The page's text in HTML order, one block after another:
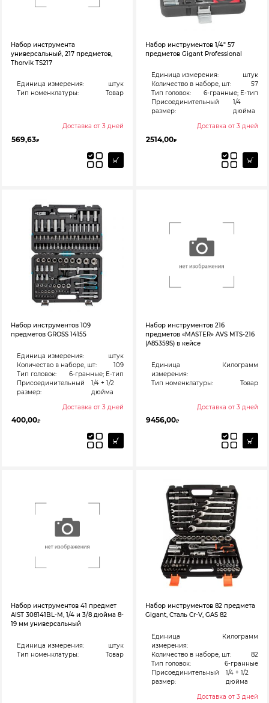
Набор инструмента
универсальный, 217 предметов,
Thorvik TS217
Единица измерения:
штук
Тип номенклатуры:
Товар
Доставка от 3 дней
569,63₽
Набор инструментов 1/4″ 57
предметов Gigant Professional
Единица измерения:
штук
Количество в наборе, шт:
57
Тип головок:
6-гранные; Е-тип
Присоединительный
размер:
1/4
дюйма
Доставка от 3 дней
2514,00₽
Набор инструментов 109
предметов GROSS 14155
Единица измерения:
штук
Количество в наборе, шт:
109
Тип головок:
6-гранные; Е-тип
Присоединительный
размер:
1/4 + 1/2
дюйма
Доставка от 3 дней
400,00₽
Набор инструментов 216
предметов «MASTER» AVS MTS-216
(A85359S) в кейсе
Единица
измерения:
Килограмм
Тип номенклатуры: Товар
Доставка от 3 дней
9456,00₽
Набор инструментов 41 предмет
AIST 308141BL-M, 1/4 и 3/8 дюйма 8-
19 мм универсальный
Единица измерения:
штук
Тип номенклатуры:
Товар
Набор инструментов 82 предмета
Gigant, Сталь Cr-V, GAS 82
Единица
измерения:
Килограмм
Количество в наборе, шт:
82
Тип головок:
6-гранные
Присоединительный
размер:
1/4 + 1/2
дюйма
Доставка от 3 дней